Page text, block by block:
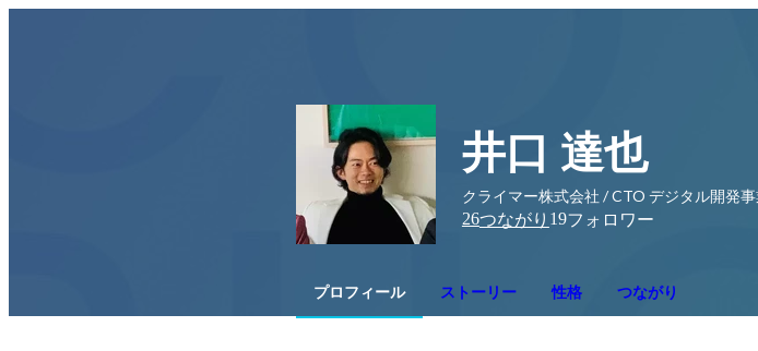
井口 達也
クライマー株式会社 / CTO デジタル開発
26つながり 19フォロワー
プロフィール ストーリー 性格 つながり